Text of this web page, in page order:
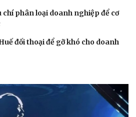
Cửa sổ tình yêu
chí phân loại doanh nghiệp để cơ
đối thoại để gỡ khó cho doanh